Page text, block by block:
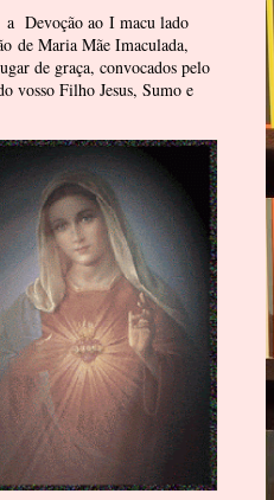
Devoção ao I macu lado
de Maria Mãe Imaculada,
de graça, convocados pelo
vosso Filho Jesus, Sumo e